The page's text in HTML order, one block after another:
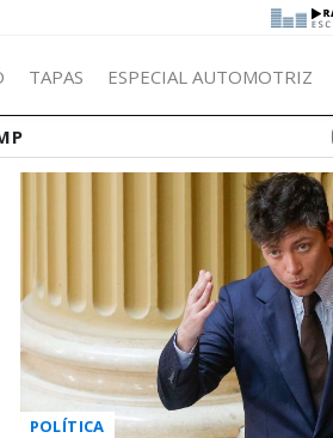
TAPAS ESPECIAL AUTOMOTRIZ
POLÍTICA